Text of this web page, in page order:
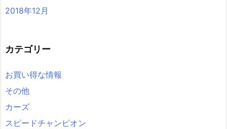
2018年12月
カテゴリー
お買い得な情報
その他
カーズ
スピードチャンピオン